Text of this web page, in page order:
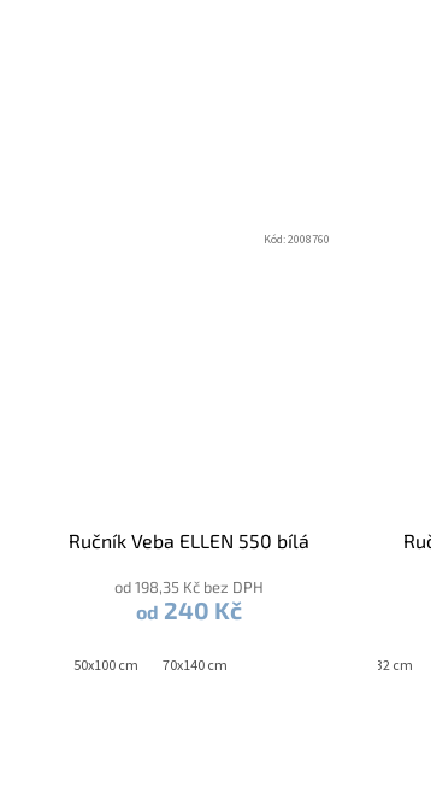
Ručník Veba ELLEN 550 bílá
od 198,35 Kč bez DPH
od 240 Kč
50x100 cm 70x140 cm
Kód:2008760
32x32 cm